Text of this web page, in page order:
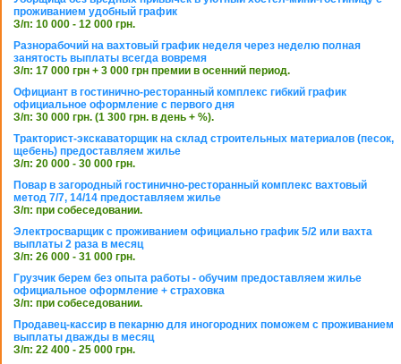
проживанием удобный график
З/п: 10 000 - 12 000 грн.
Разнорабочий на вахтовый график неделя через неделю полная
занятость выплаты всегда вовремя
З/п: 17 000 грн + 3 000 грн премии в осенний период.
Официант в гостинично-ресторанный комплекс гибкий график
официальное оформление с первого дня
З/п: 30 000 грн. (1 300 грн. в день + %).
Тракторист-экскаваторщик на склад строительных материалов (песок,
щебень) предоставляем жилье
З/п: 20 000 - 30 000 грн.
Повар в загородный гостинично-ресторанный комплекс вахтовый
метод 7/7, 14/14 предоставляем жилье
З/п: при собеседовании.
Электросварщик с проживанием официально график 5/2 или вахта
выплаты 2 раза в месяц
З/п: 26 000 - 31 000 грн.
Грузчик берем без опыта работы - обучим предоставляем жилье
официальное оформление + страховка
З/п: при собеседовании.
Продавец-кассир в пекарню для иногородних поможем с проживанием
выплаты дважды в месяц
З/п: 22 400 - 25 000 грн.